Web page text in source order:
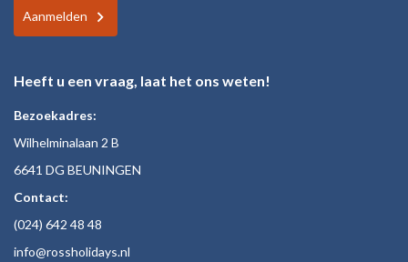
Aanmelden
Heeft u een vraag, laat het ons weten!
Bezoekadres:
Wilhelminalaan 2 B
6641 DG BEUNINGEN
Contact:
(024) 642 48 48
info@rossholidays.nl